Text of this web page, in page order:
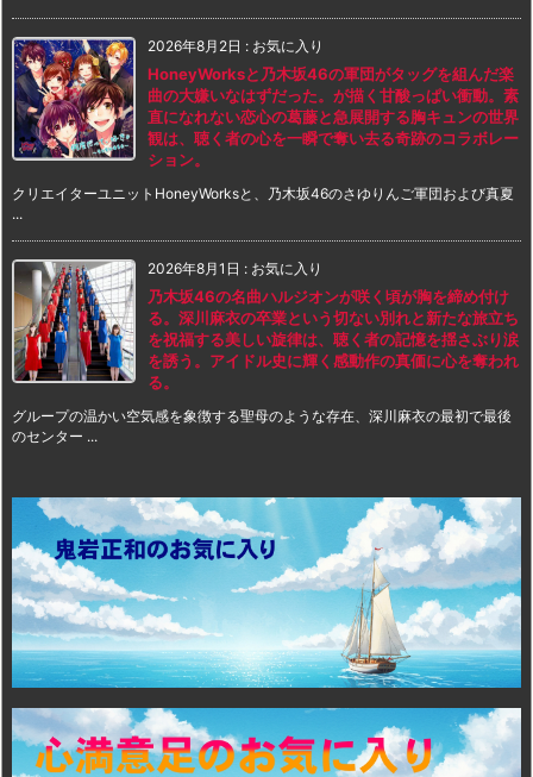
2026年8月2日 : お気に入り
HoneyWorksと乃木坂46の軍団がタッグを組んだ楽
曲の大嫌いなはずだった。が描く甘酸っぱい衝動。素
直になれない恋心の葛藤と急展開する胸キュンの世界
観は、聴く者の心を一瞬で奪い去る奇跡のコラボレー
ション。
クリエイターユニットHoneyWorksと、乃木坂46のさゆりんご軍団および真夏
...
2026年8月1日 : お気に入り
乃木坂46の名曲ハルジオンが咲く頃が胸を締め付け
る。深川麻衣の卒業という切ない別れと新たな旅立ち
を祝福する美しい旋律は、聴く者の記憶を揺さぶり涙
を誘う。アイドル史に輝く感動作の真価に心を奪われ
る。
グループの温かい空気感を象徴する聖母のような存在、深川麻衣の最初で最後
のセンター ...